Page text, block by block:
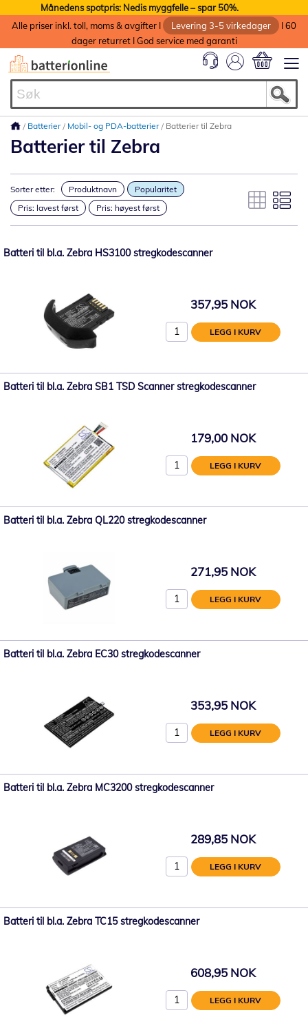
Månedens spotpris: Nedis myggfelle – spar 50%.
Alle priser inkl. toll, moms & avgifter I
Levering 3-5 virkedager
I 60
dager returret I God service med garanti
Batterier Mobil- og PDA-batterier Batterier til Zebra
Batterier til Zebra
Sorter etter: Produktnavn
Popularitet
Pris: lavest først
Pris: høyest først
Batteri til bl.a. Zebra HS3100 stregkodescanner
357,95 NOK
LEGG I KURV
Batteri til bl.a. Zebra SB1 TSD Scanner stregkodescanner
179,00 NOK
LEGG I KURV
Batteri til bl.a. Zebra QL220 stregkodescanner
271,95 NOK
LEGG I KURV
Batteri til bl.a. Zebra EC30 stregkodescanner
353,95 NOK
LEGG I KURV
Batteri til bl.a. Zebra MC3200 stregkodescanner
289,85 NOK
LEGG I KURV
Batteri til bl.a. Zebra TC15 stregkodescanner
608,95 NOK
LEGG I KURV